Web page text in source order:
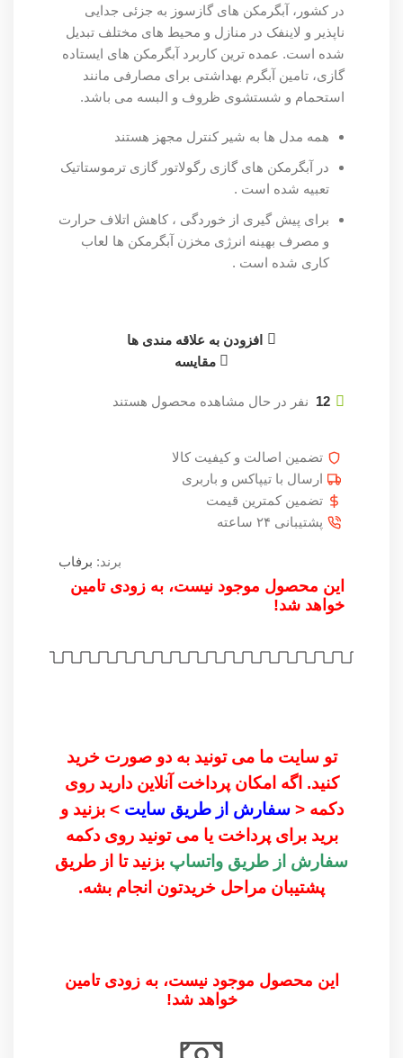
در کشور، آبگرمکن های گازسوز به جزئی جدایی
ناپذیر و لاینفک در منازل و محیط های مختلف تبدیل
شده است. عمده ترین کاربرد آبگرمکن های ایستاده
گازی، تامین آبگرم بهداشتی برای مصارفی مانند
استحمام و شستشوی ظروف و البسه می باشد.
همه مدل ها به شیر کنترل مجهز هستند
در آبگرمکن های گازی رگولاتور گازی ترموستاتیک
تعبیه شده است .
برای پیش گیری از خوردگی ، کاهش اتلاف حرارت
و مصرف بهینه انرژی مخزن آبگرمکن ها لعاب
کاری شده است .
افزودن به علاقه مندی ها
مقایسه
12 نفر در حال مشاهده محصول هستند
تضمین اصالت و کیفیت کالا
ارسال با تیپاکس و باربری
تضمین کمترین قیمت
پشتیبانی ۲۴ ساعته
برند: برفاب
این محصول موجود نیست، به زودی تامین
خواهد شد!
تو سایت ما می تونید به دو صورت خرید
کنید. اگه امکان پرداخت آنلاین دارید روی
دکمه <سفارش از طریق سایت> بزنید و
برید برای پرداخت یا می تونید روی دکمه
سفارش از طریق واتساپ بزنید تا از طریق
پشتیبان مراحل خریدتون انجام بشه.
این محصول موجود نیست، به زودی تامین
خواهد شد!